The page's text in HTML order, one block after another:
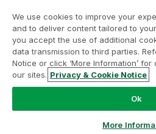
Rechtliche Vereinbarungen
Produktbedingungen
Legal
Legal Policies
Marken
Do Not Share My Info
Copyright © 1993-2026 QlikTech
We use cookies to improve your
and to deliver content tailored to your
you accept the use of additional
data transmission to third parties.
Notice or click ‘More Information’
our sites. Privacy & Cookie Notice
Ok
More